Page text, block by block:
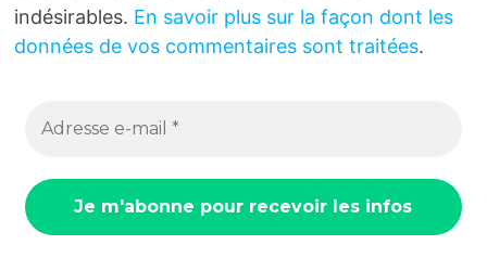
indésirables. En savoir plus sur la façon dont les
données de vos commentaires sont traitées.